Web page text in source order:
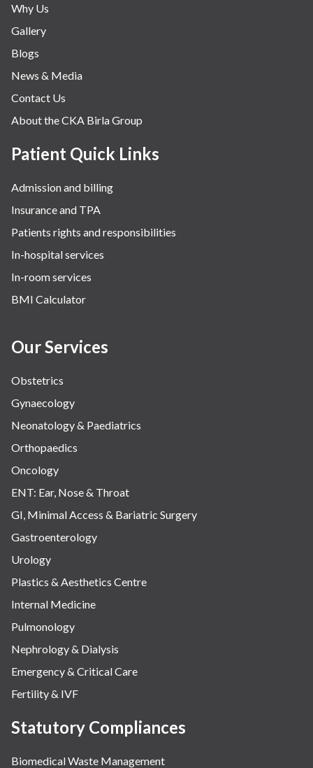
Why Us
Gallery
Blogs
News & Media
Contact Us
About the CKA Birla Group
Patient Quick Links
Admission and billing
Insurance and TPA
Patients rights and responsibilities
In-hospital services
In-room services
BMI Calculator
Our Services
Obstetrics
Gynaecology
Neonatology & Paediatrics
Orthopaedics
Oncology
ENT: Ear, Nose & Throat
GI, Minimal Access & Bariatric Surgery
Gastroenterology
Urology
Plastics & Aesthetics Centre
Internal Medicine
Pulmonology
Nephrology & Dialysis
Emergency & Critical Care
Fertility & IVF
Statutory Compliances
Biomedical Waste Management